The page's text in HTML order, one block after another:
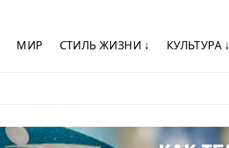
МИР СТИЛЬ ЖИЗНИ ↓ КУЛЬТУРА ↓